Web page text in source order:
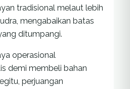
tradisional melaut lebih
mengabaikan batas
ditumpangi.
operasional
demi membeli bahan
perjuangan